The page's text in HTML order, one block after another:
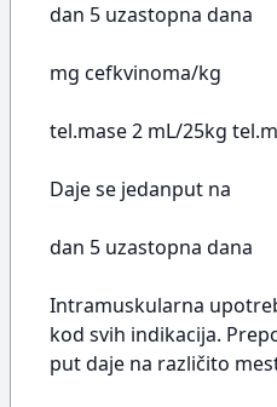
dan 5 uzastopna dana
mg cefkvinoma/kg
tel.mase 2 mL/25kg
Daje se jedanput na
dan 5 uzastopna dana
Intramuskularna
kod svih indikacija.
put daje na različito